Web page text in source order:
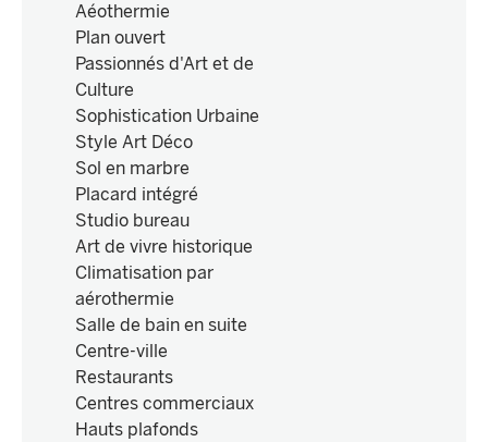
Aéothermie
Plan ouvert
Passionnés d'Art et de
Culture
Sophistication Urbaine
Style Art Déco
Sol en marbre
Placard intégré
Studio bureau
Art de vivre historique
Climatisation par
aérothermie
Salle de bain en suite
Centre-ville
Restaurants
Centres commerciaux
Hauts plafonds